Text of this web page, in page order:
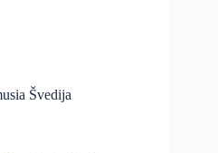
Švedija